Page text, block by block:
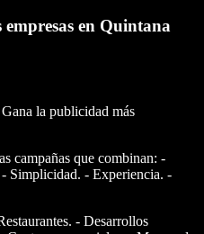
en Quintana
la publicidad más
campañas que combinan: -
Simplicidad. - Experiencia. -
- Desarrollos